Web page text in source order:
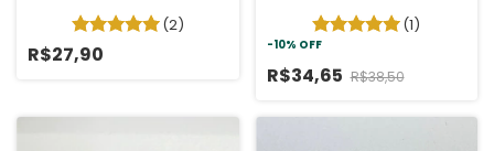
(2)
R$27,90
(1)
-10% OFF
R$34,65 R$38,50